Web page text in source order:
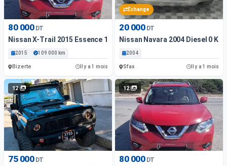
80 000 DT
Nissan X-Trail 2015 Essence 109 000 Km Bizerte
2015 109 000 km
Bizerte Il y a 1 mois
Échange
20 000 DT
Nissan Navara 2004 Diesel 0 Km
2004
Sfax Il y a 1 mois
12
75 000 DT
12
80 000 DT